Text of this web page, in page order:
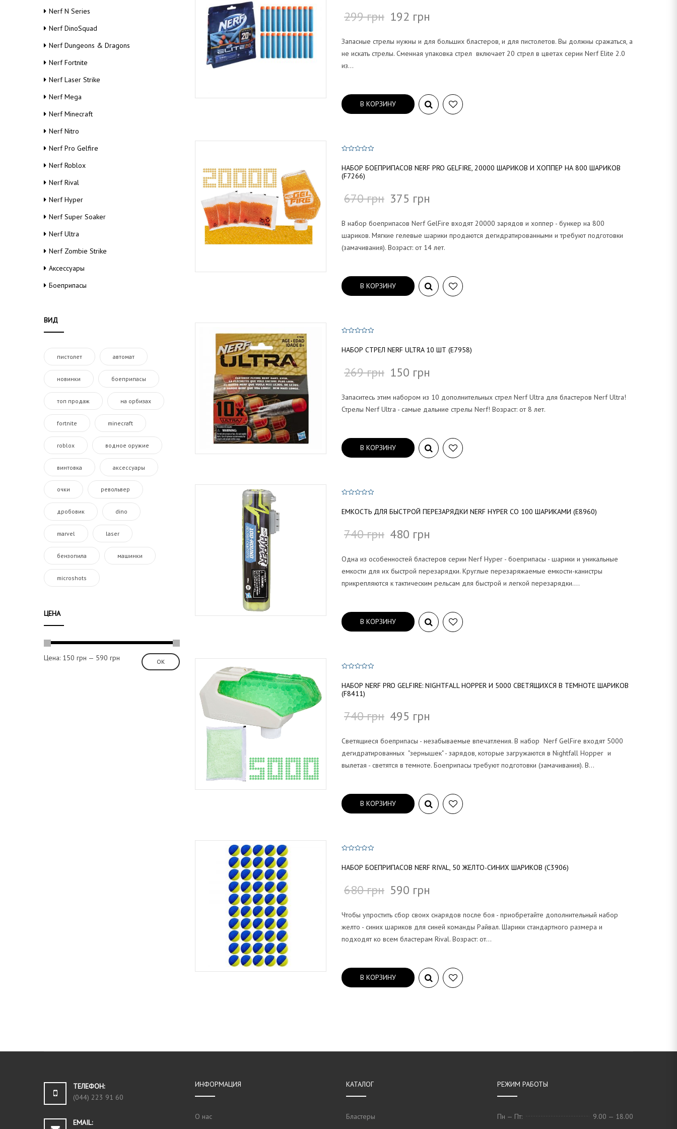
299грн 192 грн
Запасные стрелы нужны и для больших бластеров, и для пистолетов. Вы должны сражаться, а
не искать стрелы. Сменная упаковка стрел включает 20 стрел в цветах серии Nerf Elite 2.0
из…
В КОРЗИНУ
з
5
НАБОР БОЕПРИПАСОВ NERF PRO GELFIRE, 20000 ШАРИКОВ И ХОППЕР НА 800 ШАРИКОВ
(F7266)
670грн 375 грн
В набор боеприпасов Nerf GelFire входят 20000 зарядов и хоппер - бункер на 800
шариков. Мягкие гелевые шарики продаются дегидратированными и требуют подготовки
(замачивания). Возраст: от 14 лет.
В КОРЗИНУ
з
НАБОР СТРЕЛ NERF ULTRA 10 ШТ (E7958)
269грн 150 грн
Запаситесь этим набором из 10 дополнительных стрел Nerf Ultra для бластеров Nerf Ultra!
Стрелы Nerf Ultra - самые дальние стрелы Nerf! Возраст: от 8 лет.
В КОРЗИНУ
з
ЕМКОСТЬ ДЛЯ БЫСТРОЙ ПЕРЕЗАРЯДКИ NERF HYPER СО 100 ШАРИКАМИ (E8960)
740грн 480 грн
Одна из особенностей бластеров серии Nerf Hyper - боеприпасы - шарики и уникальные
емкости для их быстрой перезарядки. Круглые перезаряжаемые емкости-канистры
прикрепляются к тактическим рельсам для быстрой и легкой перезарядки.…
В КОРЗИНУ
з
5
НАБОР NERF PRO GELFIRE: NIGHTFALL HOPPER И 5000 СВЕТЯЩИХСЯ В ТЕМНОТЕ ШАРИКОВ
(F8411)
740грн 495 грн
Светящиеся боеприпасы - незабываемые впечатления. В набор Nerf GelFire входят 5000
дегидратированных "зернышек" - зарядов, которые загружаются в Nightfall Hopper и
вылетая - светятся в темноте. Боеприпасы требуют подготовки (замачивания). В…
В КОРЗИНУ
з
НАБОР БОЕПРИПАСОВ NERF RIVAL, 50 ЖЕЛТО-СИНИХ ШАРИКОВ (C3906)
680грн 590 грн
Чтобы упростить сбор своих снарядов после боя - приобретайте дополнительный набор
желто - синих шариков для синей команды Райвал. Шарики стандартного размера и
подходят ко всем бластерам Rival. Возраст: от…
В КОРЗИНУ
Nerf N Series
Nerf DinoSquad
Nerf Dungeons & Dragons
Nerf Fortnite
Nerf Laser Strike
Nerf Mega
Nerf Minecraft
Nerf Nitro
Nerf Pro Gelfire
Nerf Roblox
Nerf Rival
Nerf Hyper
Nerf Super Soaker
Nerf Ultra
Nerf Zombie Strike
Аксессуары
Боеприпасы
ВИД
пистолет автомат
новинки боеприпасы
топ продаж на орбизах
fortnite minecraft
roblox водное оружие
винтовка аксессуары
очки револьвер
дробовик dino
marvel laser
бензопила машинки
microshots
ЦЕНА
ОК
Цена: 150 грн — 590 грн
ТЕЛЕФОН:
(044) 223 91 60
EMAIL:
ИНФОРМАЦИЯ
О нас
КАТАЛОГ
Бластеры
РЕЖИМ РАБОТЫ
Пн — Пт:
9.00 — 18.00